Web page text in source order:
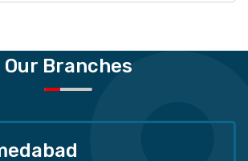
Our Branches